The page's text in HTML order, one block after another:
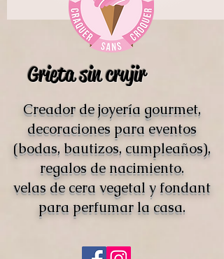
Grieta sin crujir
Creador de joyería gourmet,
decoraciones para eventos
(bodas, bautizos, cumpleaños),
regalos de nacimiento.
velas de cera vegetal y fondant
para perfumar la casa.